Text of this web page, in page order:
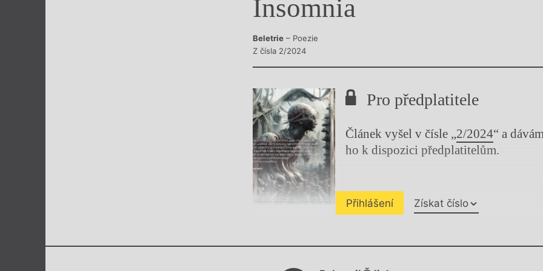
Výroční cenyInsomnia
Beletrie – Poezie
Z čísla 2/2024
Pro předplatitele
Článek vyšel v čísle „2/2024“ a
ho k dispozici předplatitelům.
Přihlášení Získat číslo
Chviličku.